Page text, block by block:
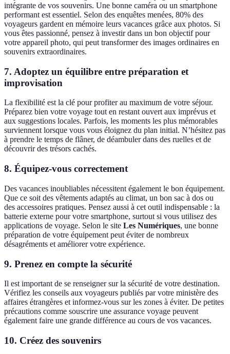
intégrante de vos souvenirs. Une bonne caméra ou un smartphone
performant est essentiel. Selon des enquêtes menées, 80% des
voyageurs gardent en mémoire leurs vacances grâce aux photos. Si
vous êtes passionné, pensez à investir dans un bon objectif pour
votre appareil photo, qui peut transformer des images ordinaires en
souvenirs extraordinaires.
7. Adoptez un équilibre entre préparation et
improvisation
La flexibilité est la clé pour profiter au maximum de votre séjour.
Préparez bien votre voyage tout en restant ouvert aux imprévus et
aux suggestions locales. Parfois, les moments les plus mémorables
surviennent lorsque vous vous éloignez du plan initial. N’hésitez pas
à prendre le temps de flâner, de déambuler dans des ruelles et de
découvrir des trésors cachés.
8. Équipez-vous correctement
Des vacances inoubliables nécessitent également le bon équipement.
Que ce soit des vêtements adaptés au climat, un bon sac à dos ou
des accessoires pratiques. Pensez aussi à cet outil indispensable : la
batterie externe pour votre smartphone, surtout si vous utilisez des
applications de voyage. Selon le site Les Numériques, une bonne
préparation de votre équipement peut éviter de nombreux
désagréments et améliorer votre expérience.
9. Prenez en compte la sécurité
Il est important de se renseigner sur la sécurité de votre destination.
Vérifiez les conseils aux voyageurs publiés par votre ministère des
affaires étrangères et informez-vous sur les zones à éviter. De petites
précautions comme souscrire une assurance voyage peuvent
également faire une grande différence au cours de vos vacances.
10. Créez des souvenirs